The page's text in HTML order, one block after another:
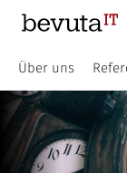
Über uns